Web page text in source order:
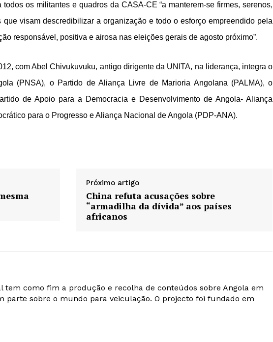
os militantes e quadros da CASA-CE “a manterem-se firmes, serenos,
visam descredibilizar a organização e todo o esforço empreendido pela
responsável, positiva e airosa nas eleições gerais de agosto próximo”.
com Abel Chivukuvuku, antigo dirigente da UNITA, na liderança, integra o
(PNSA), o Partido de Aliança Livre de Marioria Angolana (PALMA), o
de Apoio para a Democracia e Desenvolvimento de Angola- Aliança
para o Progresso e Aliança Nacional de Angola (PDP-ANA).
Próximo artigo
China refuta acusações sobre
“armadilha da dívida” aos países
africanos
tem como fim a produção e recolha de conteúdos sobre Angola em
parte sobre o mundo para veiculação. O projecto foi fundado em